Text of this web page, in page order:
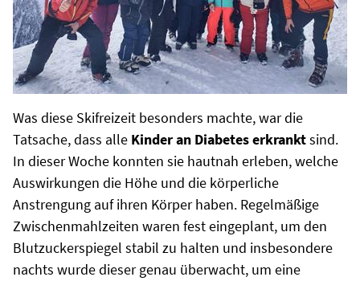
Was diese Skifreizeit besonders machte, war die
Tatsache, dass alle Kinder an Diabetes erkranktsind.
In dieser Woche konnten sie hautnah erleben, welche
Auswirkungen die Höhe und die körperliche
Anstrengung auf ihren Körper haben. Regelmäßige
Zwischenmahlzeiten waren fest eingeplant, um den
Blutzuckerspiegel stabil zu halten und insbesondere
nachts wurde dieser genau überwacht, um eine